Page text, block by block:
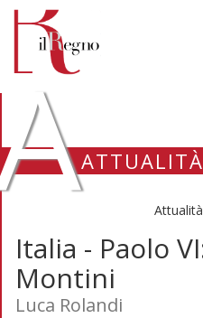
ATTUALITÀ
Italia - Paolo
Montini
Luca Rolandi